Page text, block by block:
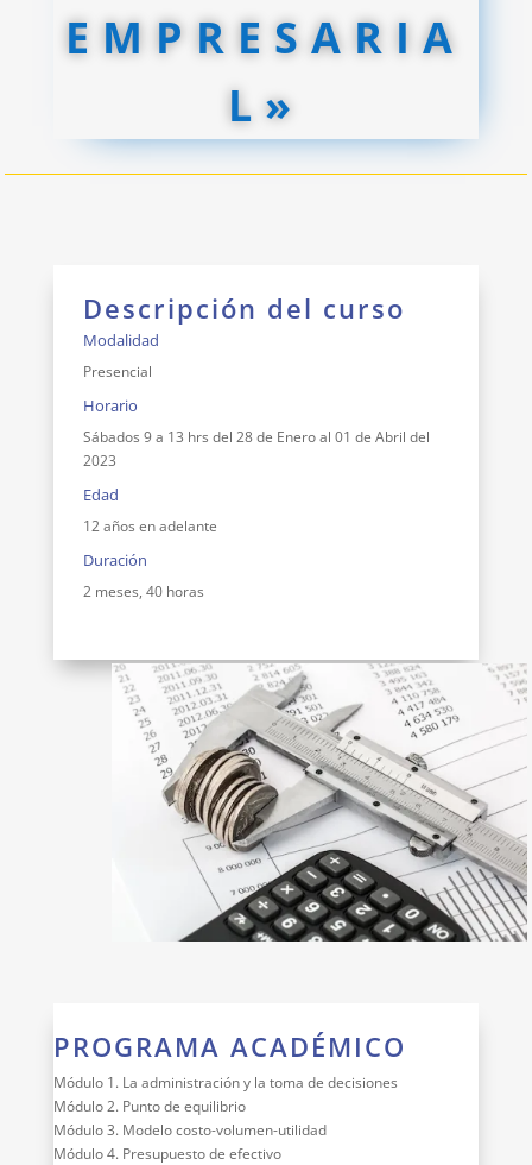
EMPRESARIA
L»
Descripción del curso
Modalidad
Presencial
Horario
Sábados 9 a 13 hrs del 28 de Enero al 01 de Abril del
2023
Edad
12 años en adelante
Duración
2 meses, 40 horas
PROGRAMA ACADÉMICO
Módulo 1. La administración y la toma de decisiones
Módulo 2. Punto de equilibrio
Módulo 3. Modelo costo-volumen-utilidad
Módulo 4. Presupuesto de efectivo